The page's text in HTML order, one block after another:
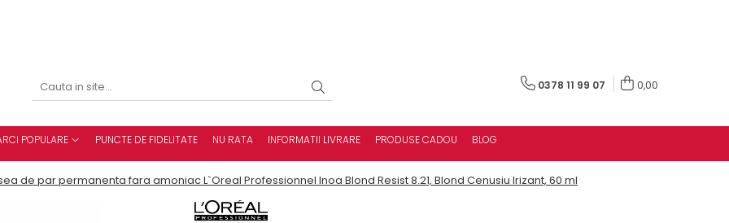
0378 11 99 07 0,00
POPULARE PUNCTE DE FIDELITATE NU RATA INFORMATII LIVRARE PRODUSE CADOU BLOG
de par permanenta fara amoniac L`Oreal Professionnel Inoa Blond Resist 8.21, Blond Cenusiu Irizant, 60 ml